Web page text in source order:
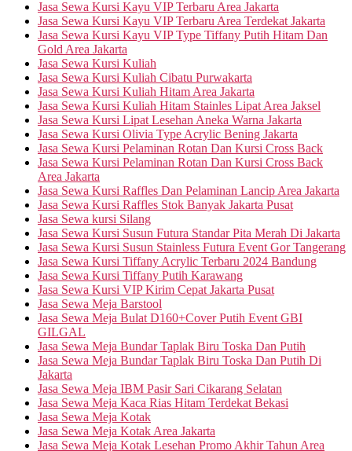
Jasa Sewa Kursi Kayu VIP Terbaru Area Jakarta
Jasa Sewa Kursi Kayu VIP Terbaru Area Terdekat Jakarta
Jasa Sewa Kursi Kayu VIP Type Tiffany Putih Hitam Dan
Gold Area Jakarta
Jasa Sewa Kursi Kuliah
Jasa Sewa Kursi Kuliah Cibatu Purwakarta
Jasa Sewa Kursi Kuliah Hitam Area Jakarta
Jasa Sewa Kursi Kuliah Hitam Stainles Lipat Area Jaksel
Jasa Sewa Kursi Lipat Lesehan Aneka Warna Jakarta
Jasa Sewa Kursi Olivia Type Acrylic Bening Jakarta
Jasa Sewa Kursi Pelaminan Rotan Dan Kursi Cross Back
Jasa Sewa Kursi Pelaminan Rotan Dan Kursi Cross Back
Area Jakarta
Jasa Sewa Kursi Raffles Dan Pelaminan Lancip Area Jakarta
Jasa Sewa Kursi Raffles Stok Banyak Jakarta Pusat
Jasa Sewa kursi Silang
Jasa Sewa Kursi Susun Futura Standar Pita Merah Di Jakarta
Jasa Sewa Kursi Susun Stainless Futura Event Gor Tangerang
Jasa Sewa Kursi Tiffany Acrylic Terbaru 2024 Bandung
Jasa Sewa Kursi Tiffany Putih Karawang
Jasa Sewa Kursi VIP Kirim Cepat Jakarta Pusat
Jasa Sewa Meja Barstool
Jasa Sewa Meja Bulat D160+Cover Putih Event GBI
GILGAL
Jasa Sewa Meja Bundar Taplak Biru Toska Dan Putih
Jasa Sewa Meja Bundar Taplak Biru Toska Dan Putih Di
Jakarta
Jasa Sewa Meja IBM Pasir Sari Cikarang Selatan
Jasa Sewa Meja Kaca Rias Hitam Terdekat Bekasi
Jasa Sewa Meja Kotak
Jasa Sewa Meja Kotak Area Jakarta
Jasa Sewa Meja Kotak Lesehan Promo Akhir Tahun Area